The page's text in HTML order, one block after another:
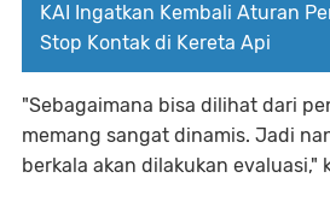
KAI Ingatkan Kembali Aturan
Stop Kontak di Kereta Api
"Sebagaimana bisa dilihat dari
memang sangat dinamis. Jadi
berkala akan dilakukan evaluasi,"